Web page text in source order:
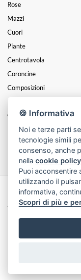
Rose
Mazzi
Cuori
Piante
Centrotavola
Coroncine
Composizioni
Festa Della Mamma
Cesti
Funebre
Festa Della Donna
Made with byInfoser.it
2026
🍪 Informativa
Noi e terze parti
tecnologie simili
consenso, anche
nellacookie policy
Puoi acconsentire
utilizzando il
informativa,
Scopri di più e